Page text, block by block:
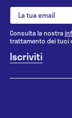
Consulta la nostra
trattamento dei tuoi